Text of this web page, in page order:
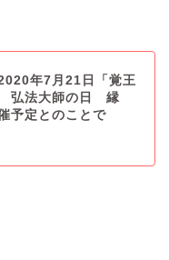
年7月21日「覚王
弘法大師の日 縁
予定とのことで